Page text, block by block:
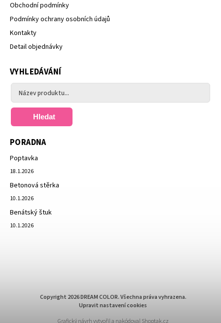
Obchodní podmínky
Podmínky ochrany osobních údajů
Kontakty
Detail objednávky
VYHLEDÁVÁNÍ
Hledat
PORADNA
Poptavka
18.1.2026
Betonová stěrka
10.1.2026
Benátský štuk
10.1.2026
Copyright 2026DREAM COLOR. Všechna práva vyhrazena.
Upravit nastavení cookies
Grafický návrh vytvořil a nakódoval Shoptak.cz